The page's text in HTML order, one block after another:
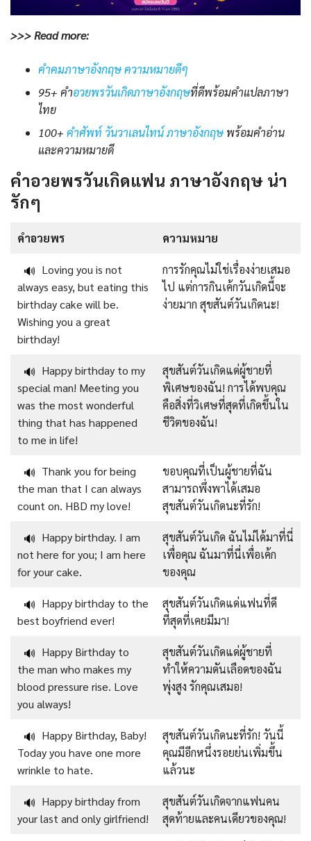
>>> Read more:
คําคมภาษาอังกฤษ ความหมายดีๆ
95+ คำอวยพรวันเกิดภาษาอังกฤษที่ดีพร้อมคำแปลภาษา
ไทย
100+ คําศัพท์ วันวาเลนไทน์ ภาษาอังกฤษพร้อมคําอ่าน
และความหมายดี
คําอวยพรวันเกิดแฟน ภาษาอังกฤษ น่า
รักๆ
คําอวยพร ความหมาย
🔊 Loving you is not
always easy, but eating this
birthday cake will be.
Wishing you a great
birthday!
การรักคุณไม่ใช่เรื่องง่ายเสมอ
ไป แต่การกินเค้กวันเกิดนี้จะ
ง่ายมาก สุขสันต์วันเกิดนะ!
🔊 Happy birthday to my
special man! Meeting you
was the most wonderful
thing that has happened
to me in life!
สุขสันต์วันเกิดแด่ผู้ชายที่
พิเศษของฉัน! การได้พบคุณ
คือสิ่งที่วิเศษที่สุดที่เกิดขึ้นใน
ชีวิตของฉัน!
🔊 Thank you for being
the man that I can always
count on. HBD my love!
ขอบคุณที่เป็นผู้ชายที่ฉัน
สามารถพึ่งพาได้เสมอ
สุขสันต์วันเกิดนะที่รัก!
🔊 Happy birthday. I am
not here for you; I am here
for your cake.
สุขสันต์วันเกิด ฉันไม่ได้มาที่นี่
เพื่อคุณ ฉันมาที่นี่เพื่อเค้ก
ของคุณ
🔊 Happy birthday to the
best boyfriend ever!
สุขสันต์วันเกิดแด่แฟนที่ดี
ที่สุดที่เคยมีมา!
🔊 Happy Birthday to
the man who makes my
blood pressure rise. Love
you always!
สุขสันต์วันเกิดแด่ผู้ชายที่
ทำให้ความดันเลือดของฉัน
พุ่งสูง รักคุณเสมอ!
🔊 Happy Birthday, Baby!
Today you have one more
wrinkle to hate.
สุขสันต์วันเกิดนะที่รัก! วันนี้
คุณมีอีกหนึ่งรอยย่นเพิ่มขึ้น
แล้วนะ
🔊 Happy birthday from
your last and only girlfriend!
สุขสันต์วันเกิดจากแฟนคน
สุดท้ายและคนเดียวของคุณ!